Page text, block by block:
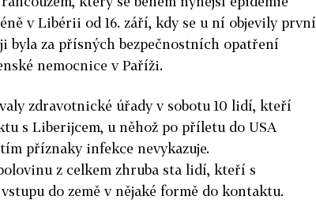
v Libérii od 16. září, kdy se u ní objevily první
byla za přísných bezpečnostních opatření
nemocnice v Paříži.
zdravotnické úřady v sobotu 10 lidí, kteří
s Liberijcem, u něhož po příletu do USA
příznaky infekce nevykazuje.
z celkem zhruba sta lidí, kteří s
do země v nějaké formě do kontaktu.